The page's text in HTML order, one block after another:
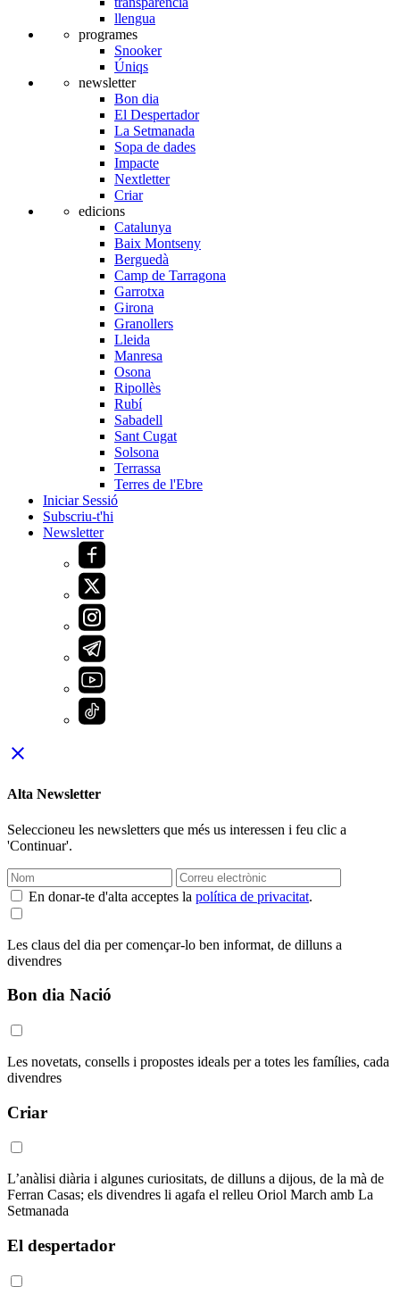
llengua
programes
Snooker
Úniqs
newsletter
Bon dia
El Despertador
La Setmanada
Sopa de dades
Impacte
Nextletter
Criar
edicions
Catalunya
Baix Montseny
Berguedà
Camp de Tarragona
Garrotxa
Girona
Granollers
Lleida
Manresa
Osona
Ripollès
Rubí
Sabadell
Sant Cugat
Solsona
Terrassa
Terres de l'Ebre
Iniciar Sessió
Subscriu-t'hi
Newsletter
close
Alta Newsletter
Seleccioneu les newsletters que més us interessen i feu clic a
'Continuar'.
En donar-te d'alta acceptes la política de privacitat.
Les claus del dia per començar-lo ben informat, de dilluns a
divendres
Bon dia Nació
Les novetats, consells i propostes ideals per a totes les famílies, cada
divendres
Criar
L’anàlisi diària i algunes curiositats, de dilluns a dijous, de la mà de
Ferran Casas; els divendres li agafa el relleu Oriol March amb La
Setmanada
El despertador